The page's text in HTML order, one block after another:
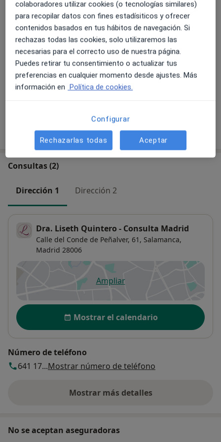
Consulta de valoración
Servicio gratuito Detalles Reservar cita
Tratamiento de la flaccidez con
inductores de colágeno
420 € Detalles
Reservar cita
¿Cómo funcionan los precios?
Consultas (2)
Dirección 1 Dirección 2
Dra. Liseth Quintero - Consulta Madrid
Calle del Conde de Peñalver, 61, Salamanca,
Madrid 28006
Ampliarse abre en una nueva
Disponibilidad
Mostrar el calendario
Número de teléfono
641 17...Mostrar número de teléfono
Mostrar más detalles
sobre la dirección
No se aceptan aseguradoras
colaboradores utilizar cookies (o tecnologías similares)
para recopilar datos con fines estadísiticos y ofrecer
contenidos basados en tus hábitos de navegación. Si
rechazas todas las cookies, solo utilizaremos las
necesarias para el correcto uso de nuestra página.
Puedes retirar tu consentimiento o actualizar tus
preferencias en cualquier momento desde ajustes. Más
información en Política de cookies.
Configurar
Rechazarlas todas Aceptar